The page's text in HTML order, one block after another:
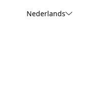
Nederlands